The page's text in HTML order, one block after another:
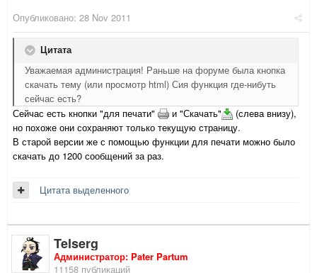
Опубликовано: 28 Nov 2011
Цитата
Уважаемая администрация! Раньше на форуме была кнопка
скачать тему (или просмотр html) Сия функция где-нибуть
сейчас есть?
Сейчас есть кнопки "для печати"
и "Скачать"
(слева внизу),
но похоже они сохраняют только текущую страницу.
В старой версии же с помощью функции для печати можно было
скачать до 1200 сообщений за раз.
Цитата выделенного
Telserg
Администратор: Pater Partum
11158 публикаций